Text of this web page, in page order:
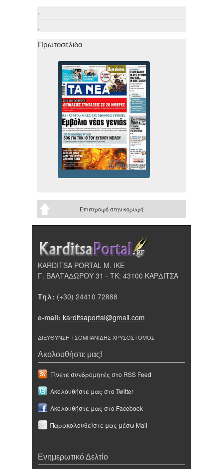
.
Πρωτοσέλιδα
Επιστροφή στην κορυφή
KARDITSA PORTAL Μ. ΙΚΕ
Γ. ΒΑΛΤΑΔΩΡΟΥ 31 - ΤΚ: 43100 ΚΑΡΔΙΤΣΑ
Τηλ: (+30) 24410 72888
e-mail: karditsaportal@gmail.com
ΔΙΕΥΘΥΝΣΗ ΤΣΟΜΠΑΝΙΔΗΣ ΧΡΥΣΟΣΤΟΜΟΣ
Ακολουθήστε μας!
Γίνετε συνδρομητές στο RSS Feed
Ακολουθήστε μας στο Twitter
Ακολουθήστε μας στο Facebook
Παρακολουθείστε μας μέσω Mail
Ενημερωτικό Δελτίο